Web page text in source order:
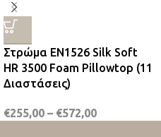
Στρώμα EN1526 Silk Soft
HR 3500 Foam Pillowtop (11
Διαστάσεις)
€255,00 – €572,00